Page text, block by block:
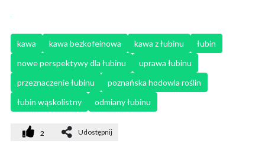
kawa kawa bezkofeinowa kawa z łubinu
łubin
nowe perspektywy dla łubinu
uprawa łubinu
przeznaczenie łubinu
poznańska hodowla roślin
łubin wąskolistny
odmiany łubinu
2 Udostępnij